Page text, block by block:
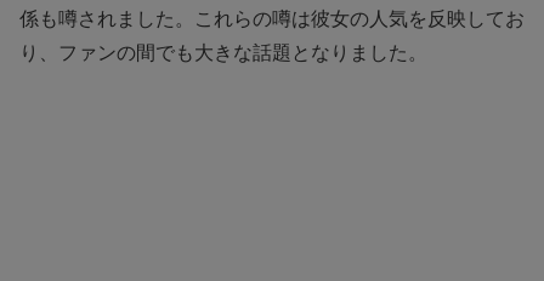
係も噂されました。これらの噂は彼女の人気を反映してお
り、ファンの間でも大きな話題となりました。